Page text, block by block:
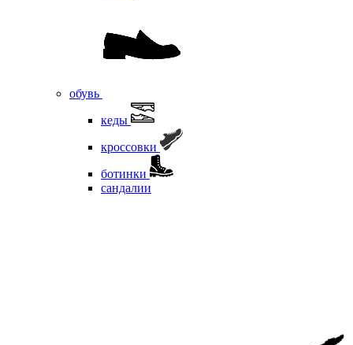
обувь
кеды
кроссовки
ботинки
сандалии